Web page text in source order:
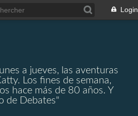
Login
a jueves, las aventuras
Los fines de semana,
hace más de 80 años. Y
de Debates"